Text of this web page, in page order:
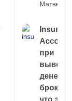
Матвей
Account
при
выводе
денег у
что это,